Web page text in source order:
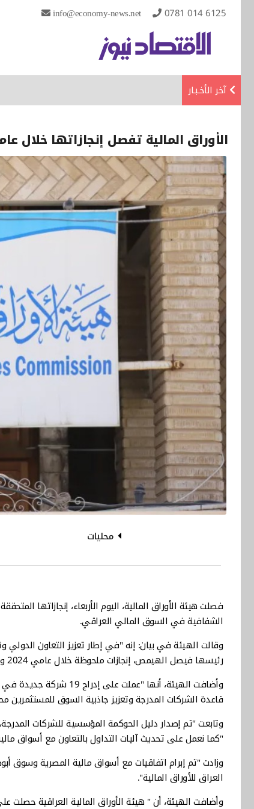
info@economy-news.net 0781 014 6125
آخر الأخـبـار
الأوراق المالية تفصل إنجازاتها خلال عامين: إدراج 19 شركة
محليات
الشفافية في السوق المالي العراقي.
وقالت الهيئة في بيان: إنه "في إطار تعزيز التعاون الدولي
رئيسها فيصل الهيمص، إنجازات ملحوظة خلال عامي 2024 و2025".
قاعدة الشركات المدرجة وتعزيز جاذبية السوق للمستثمرين
وتابعت "تم إصدار دليل الحوكمة المؤسسية للشركات
"كما نعمل على تحديث آليات التداول بالتعاون مع أسواق
وزادت "تم إبرام اتفاقيات مع أسواق مالية المصرية وسوق
العراق للأوراق المالية".